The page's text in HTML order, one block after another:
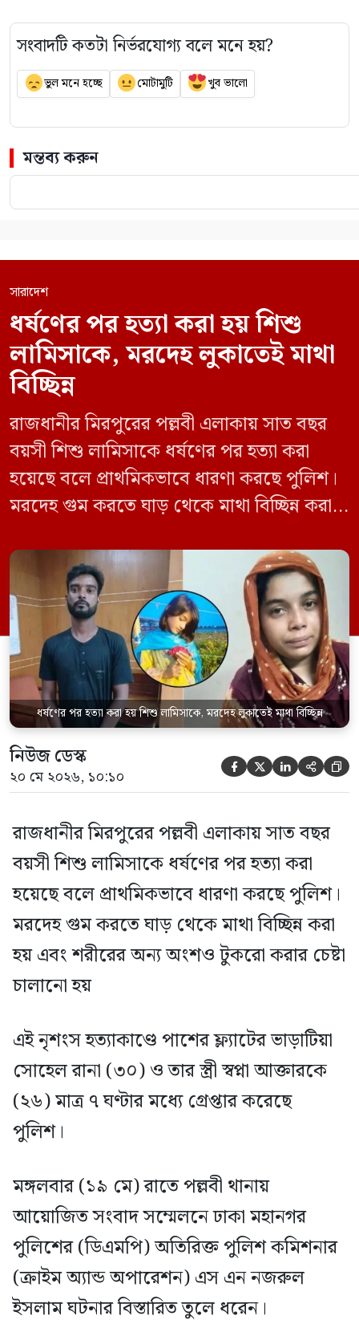
সংবাদটি কতটা নির্ভরযোগ্য বলে মনে হয়?
ভুল মনে হচ্ছে মোটামুটি খুব ভালো
মন্তব্য করুন
সারাদেশ
ধর্ষণের পর হত্যা করা হয় শিশু
লামিসাকে, মরদেহ লুকাতেই মাথা
বিচ্ছিন্ন
রাজধানীর মিরপুরের পল্লবী এলাকায় সাত বছর
বয়সী শিশু লামিসাকে ধর্ষণের পর হত্যা করা
হয়েছে বলে প্রাথমিকভাবে ধারণা করছে পুলিশ।
মরদেহ গুম করতে ঘাড় থেকে মাথা বিচ্ছিন্ন করা
চালানো হয় এই নৃশংস হত্যাকাণ্ডে পাশের ফ্ল্যাটের
ভাড়াটিয়া সোহেল রানা (৩০) ও তার স্ত্রী স্বপ্না
আক্তারকে (২৬) মাত্র ৭ ঘণ্টার […]
ধর্ষণের পর হত্যা করা হয় শিশু লামিসাকে, মরদেহ লুকাতেই মাথা বিচ্ছিন্ন
নিউজ ডেস্ক
২০ মে ২০২৬, ১০:১০     
রাজধানীর মিরপুরের পল্লবী এলাকায় সাত বছর
বয়সী শিশু লামিসাকে ধর্ষণের পর হত্যা করা
হয়েছে বলে প্রাথমিকভাবে ধারণা করছে পুলিশ।
মরদেহ গুম করতে ঘাড় থেকে মাথা বিচ্ছিন্ন করা
হয় এবং শরীরের অন্য অংশও টুকরো করার চেষ্টা
চালানো হয়
এই নৃশংস হত্যাকাণ্ডে পাশের ফ্ল্যাটের ভাড়াটিয়া
সোহেল রানা (৩০) ও তার স্ত্রী স্বপ্না আক্তারকে
(২৬) মাত্র ৭ ঘণ্টার মধ্যে গ্রেপ্তার করেছে
পুলিশ।
মঙ্গলবার (১৯ মে) রাতে পল্লবী থানায়
আয়োজিত সংবাদ সম্মেলনে ঢাকা মহানগর
পুলিশের (ডিএমপি) অতিরিক্ত পুলিশ কমিশনার
(ক্রাইম অ্যান্ড অপারেশন) এস এন নজরুল
ইসলাম ঘটনার বিস্তারিত তুলে ধরেন।